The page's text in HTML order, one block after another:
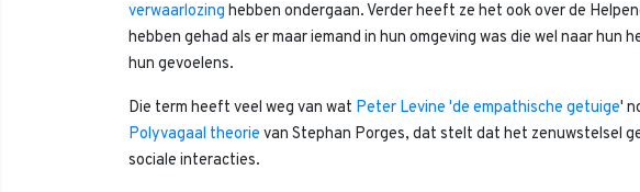
verwaarlozing hebben ondergaan. Verder heeft ze het ook over de
hebben gehad als er maar iemand in hun omgeving was die wel naar
hun gevoelens.
Die term heeft veel weg van wat Peter Levine 'de empathische getuige'
Polyvagaal theorie van Stephan Porges, dat stelt dat het zenuwstelsel
sociale interacties.